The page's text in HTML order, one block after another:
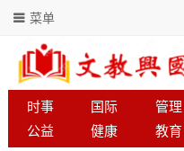
菜单
时事 国际 管理
公益
健康 教育